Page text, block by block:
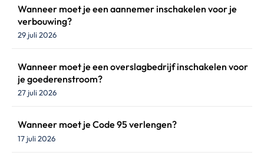
Wanneer moet je een aannemer inschakelen voor je
verbouwing?
29 juli 2026
Wanneer moet je een overslagbedrijf inschakelen voor
je goederenstroom?
27 juli 2026
Wanneer moet je Code 95 verlengen?
17 juli 2026